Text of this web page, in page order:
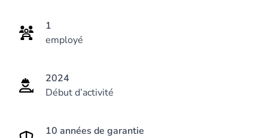
1
employé
2024
Début d’activité
10 années de garantie